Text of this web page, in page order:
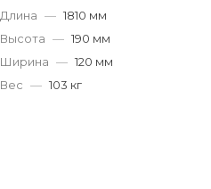
Длина — 1810 мм
Высота — 190 мм
Ширина — 120 мм
Вес — 103 кг